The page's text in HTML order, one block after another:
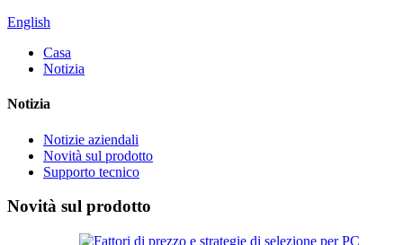
English
Casa
Notizia
Notizia
Notizie aziendali
Novità sul prodotto
Supporto tecnico
Novità sul prodotto